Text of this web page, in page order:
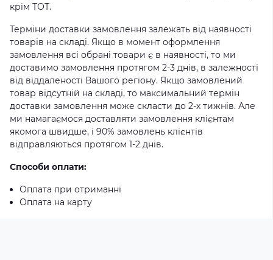
крім ТОТ.
Терміни доставки замовлення залежать від наявності
товарів на складі. Якщо в момент оформлення
замовлення всі обрані товари є в наявності, то ми
доставимо замовлення протягом 2-3 днів, в залежності
від віддаленості Вашого регіону. Якщо замовлений
товар відсутній на складі, то максимальний термін
доставки замовлення може скласти до 2-х тижнів. Але
ми намагаємося доставляти замовлення клієнтам
якомога швидше, і 90% замовлень клієнтів
відправляються протягом 1-2 днів.
Способи оплати:
Оплата при отриманні
Оплата на карту